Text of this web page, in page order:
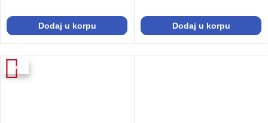
Dodaj u korpu Dodaj u korpu
-6%